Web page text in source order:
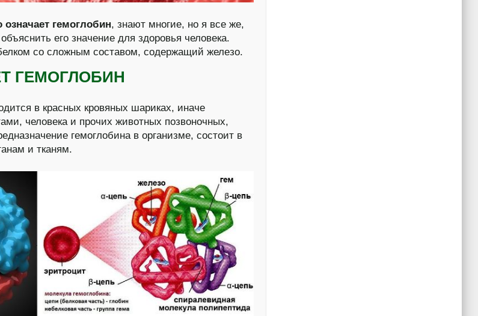
означает гемоглобин, знают многие, но я все же,
его значение для здоровья человека.
со сложным составом, содержащий железо.
ГЕМОГЛОБИН
в красных кровяных шариках, иначе
человека и прочих животных позвоночных,
гемоглобина в организме, состоит в
и тканям.